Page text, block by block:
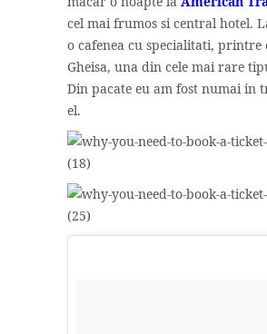
cel mai frumos si central hotel.
o cafenea cu specialitati, printre
Gheisa, una din cele mai rare
Din pacate eu am fost numai in
el.